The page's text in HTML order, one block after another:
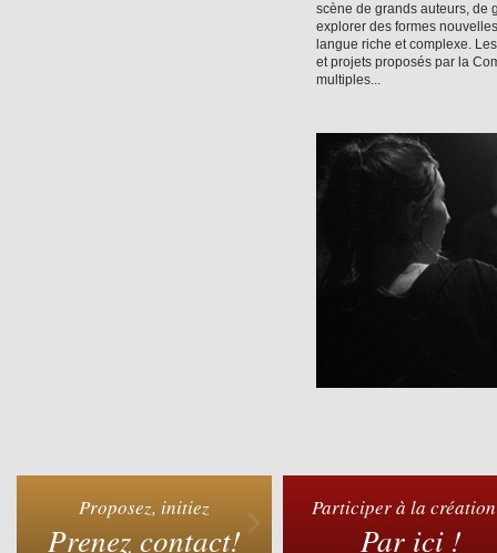
scène de grands auteurs, de
explorer des formes
langue riche et complexe.
et projets proposés par la
multiples...
Participer à la
Par ici !
Proposez, initiez
Prenez contact!